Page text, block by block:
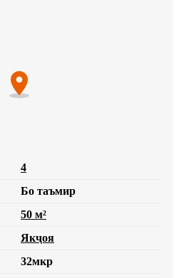
4
Бо таъмир
50 м²
Якҷоя
32мкр